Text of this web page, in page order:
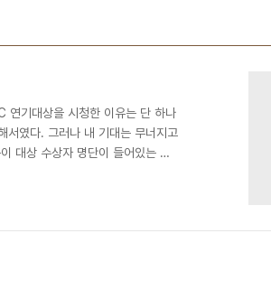
연기대상을 시청한 이유는 단 하나
서였다. 그러나 내 기대는 무너지고
대상 수상자 명단이 들어있는 밀
겠느냐고 물어보자 배용준이 “가
것이었다. ‘그래, 둘이..